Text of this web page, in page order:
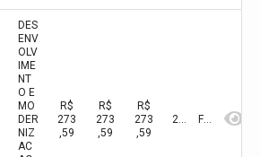
DES
ENV
OLV
IME
NT
O E
MO
DER
NIZ
AC
R$
273
,59
R$
273
,59
R$
273
,59
2026 Fevereiro